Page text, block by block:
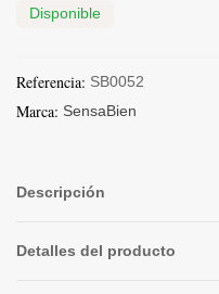
Disponible
Referencia: SB0052
Marca: SensaBien
Descripción
Detalles del producto